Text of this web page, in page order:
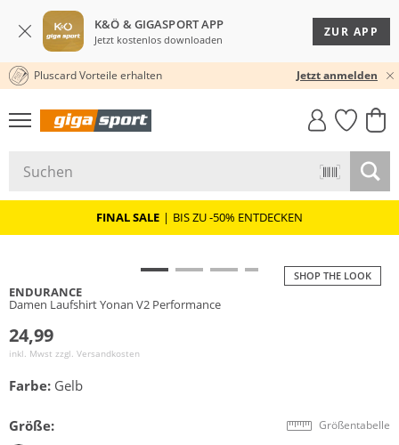
K&Ö & GIGASPORT APP
Jetzt kostenlos downloaden
ZUR APP
30 TAGE RÜCKGABERECHT
Pluscard Vorteile erhalten Jetzt anmelden
GIGASTYLE
FAHRRAD­
MUST-HAVE
FINAL SALE | BIS ZU -50% ENTDECKEN
SHOP THE LOOK
ENDURANCE
Damen Laufshirt Yonan V2 Performance
24,99
inkl. Mwst zzgl. Versandkosten
Farbe: Gelb
Größe: Größentabelle